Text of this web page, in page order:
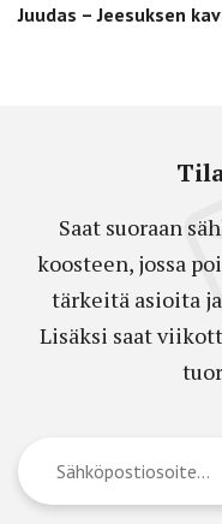
Juudas – Jeesuksen
Saat suoraan
koosteen, jossa
tärkeitä asioita
Lisäksi saat